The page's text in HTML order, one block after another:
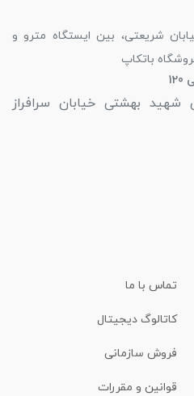
شریعتی، بین ایستگاه مترو و
باتکاپ
شهید بهشتی خیابان سرافراز
تماس با ما
کاتالوگ دیجیتال
فروش سازمانی
قوانین و مقررات